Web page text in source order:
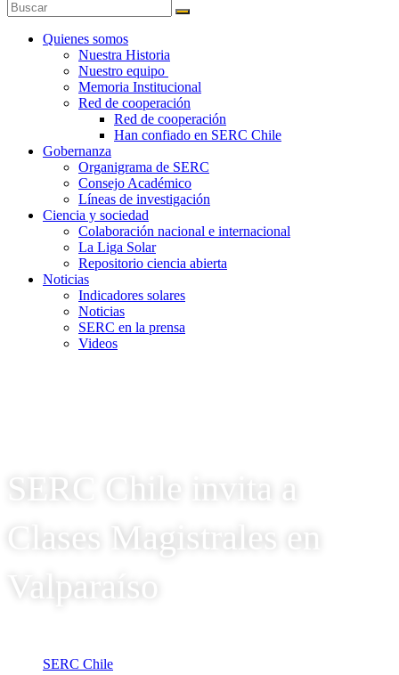
Quienes somos
Nuestra Historia
Nuestro equipo
Memoria Institucional
Red de cooperación
Red de cooperación
Han confiado en SERC Chile
Gobernanza
Organigrama de SERC
Consejo Académico
Líneas de investigación
Ciencia y sociedad
Colaboración nacional e internacional
La Liga Solar
Repositorio ciencia abierta
Noticias
Indicadores solares
Noticias
SERC en la prensa
Videos
SERC Chile invita a
Clases Magistrales en
Valparaíso
SERC Chile